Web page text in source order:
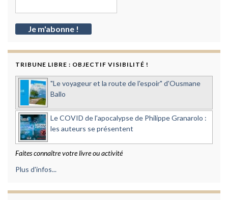
TRIBUNE LIBRE : OBJECTIF VISIBILITÉ !
"Le voyageur et la route de l'espoir" d'Ousmane
Ballo
Le COVID de l'apocalypse de Philippe Granarolo :
les auteurs se présentent
Faites connaître votre livre ou activité
Plus d'infos...